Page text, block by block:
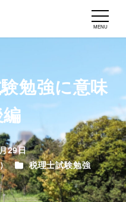
MENU
勉強に意味
29日
カテゴリー
税理士試験勉強